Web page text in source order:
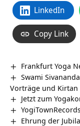
LinkedIn
Copy Link
Frankfurt Yoga
Swami
Vorträge und Kirtan
Jetzt zum
Ehrung der